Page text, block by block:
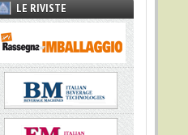
LE RIVISTE